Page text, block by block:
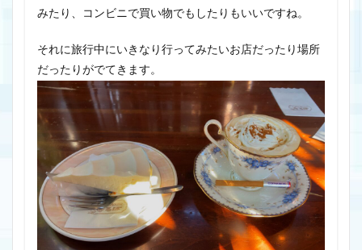
みたり、コンビニで買い物でもしたりもいいですね。
それに旅行中にいきなり行ってみたいお店だったり場所
だったりがでてきます。